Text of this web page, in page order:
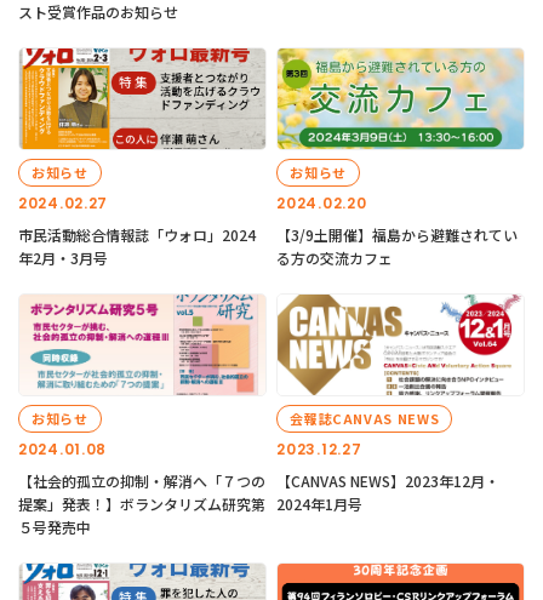
スト受賞作品のお知らせ
2024.02.27
お知らせ
市民活動総合情報誌「ウォロ」2024
年2月・3月号
2024.02.20
お知らせ
【3/9土開催】福島から避難されてい
る方の交流カフェ
2024.01.08
お知らせ
【社会的孤立の抑制・解消へ「７つの
提案」発表！】ボランタリズム研究第
５号発売中
2023.12.27
会報誌CANVAS NEWS
【CANVAS NEWS】2023年12月・
2024年1月号